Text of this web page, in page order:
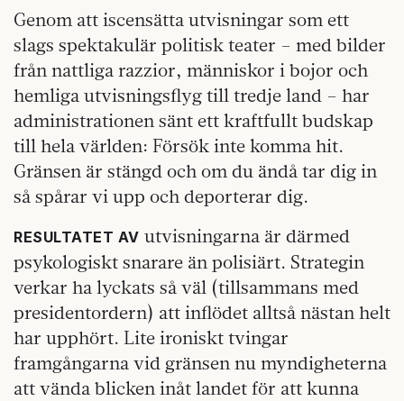
Genom att iscensätta utvisningar som ett
slags spektakulär politisk teater – med bilder
från nattliga razzior, människor i bojor och
hemliga utvisningsflyg till tredje land – har
administrationen sänt ett kraftfullt budskap
till hela världen: Försök inte komma hit.
Gränsen är stängd och om du ändå tar dig in
så spårar vi upp och deporterar dig.
RESULTATET AV utvisningarna är därmed
psykologiskt snarare än polisiärt. Strategin
verkar ha lyckats så väl (tillsammans med
presidentordern) att inflödet alltså nästan helt
har upphört. Lite ironiskt tvingar
framgångarna vid gränsen nu myndigheterna
att vända blicken inåt landet för att kunna